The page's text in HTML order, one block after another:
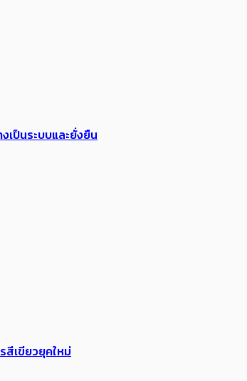
เป็นระบบและยั่งยืน
สีเขียวยุคใหม่